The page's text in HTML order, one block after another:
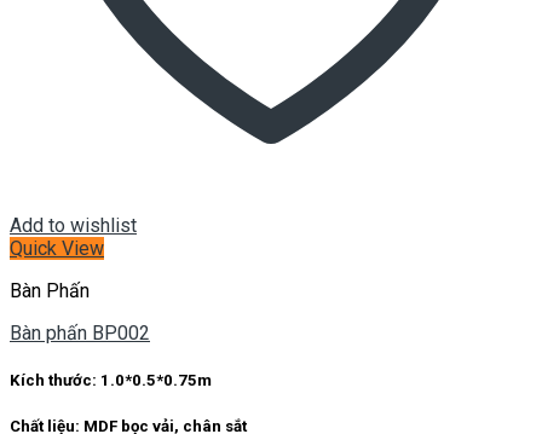
Add to wishlist
Quick View
Bàn Phấn
Bàn phấn BP002
Kích thước: 1.0*0.5*0.75m
Chất liệu: MDF bọc vải, chân sắt